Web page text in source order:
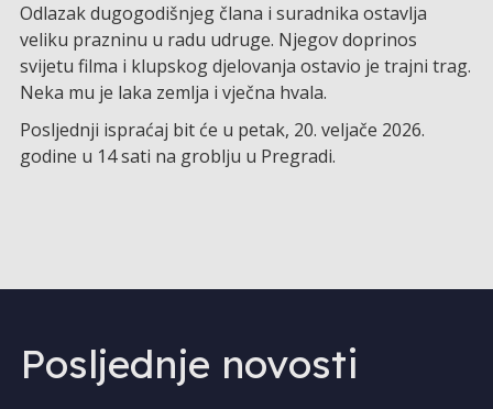
Odlazak dugogodišnjeg člana i suradnika ostavlja
veliku prazninu u radu udruge. Njegov doprinos
svijetu filma i klupskog djelovanja ostavio je trajni trag.
Neka mu je laka zemlja i vječna hvala.
Posljednji ispraćaj bit će u petak, 20. veljače 2026.
godine u 14 sati na groblju u Pregradi.
Posljednje novosti